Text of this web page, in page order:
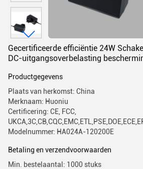
Gecertificeerde efficiëntie 24W
DC-uitgangsoverbelasting
Productgegevens
Plaats van herkomst: China
Merknaam: Huoniu
Certificering: CE, FCC,
Modelnummer: HA024A-120200E
Betaling en verzendvoorwaarden
Min. bestelaantal: 1000 stuks